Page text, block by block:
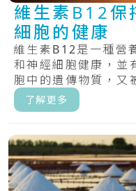
維生素B12保
細胞的健康
維生素B12是一種營
和神經細胞健康，並
胞中的遺傳物質，又
具.....
了解更多